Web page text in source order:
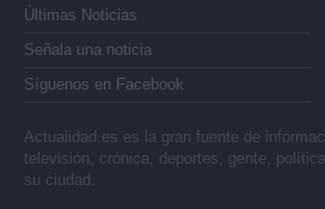
Últimas Noticias
Señala una noticia
Síguenos en Facebook
Actualidad.es es la gran fuente de
televisión, crónica, deportes, gente,
su ciudad.